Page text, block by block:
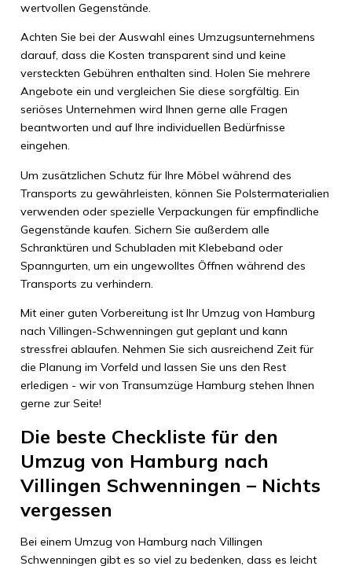
wertvollen Gegenstände.
Achten Sie bei der Auswahl eines Umzugsunternehmens
darauf, dass die Kosten transparent sind und keine
versteckten Gebühren enthalten sind. Holen Sie mehrere
Angebote ein und vergleichen Sie diese sorgfältig. Ein
seriöses Unternehmen wird Ihnen gerne alle Fragen
beantworten und auf Ihre individuellen Bedürfnisse
eingehen.
Um zusätzlichen Schutz für Ihre Möbel während des
Transports zu gewährleisten, können Sie Polstermaterialien
verwenden oder spezielle Verpackungen für empfindliche
Gegenstände kaufen. Sichern Sie außerdem alle
Schranktüren und Schubladen mit Klebeband oder
Spanngurten, um ein ungewolltes Öffnen während des
Transports zu verhindern.
Mit einer guten Vorbereitung ist Ihr Umzug von Hamburg
nach Villingen-Schwenningen gut geplant und kann
stressfrei ablaufen. Nehmen Sie sich ausreichend Zeit für
die Planung im Vorfeld und lassen Sie uns den Rest
erledigen - wir von Transumzüge Hamburg stehen Ihnen
gerne zur Seite!
Die beste Checkliste für den
Umzug von Hamburg nach
Villingen Schwenningen – Nichts
vergessen
Bei einem Umzug von Hamburg nach Villingen
Schwenningen gibt es so viel zu bedenken, dass es leicht